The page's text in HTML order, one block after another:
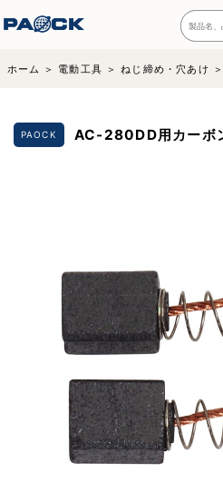
ホーム 電動工具 ねじ締め・穴あけ
PAOCK AC-280DD用カーボ